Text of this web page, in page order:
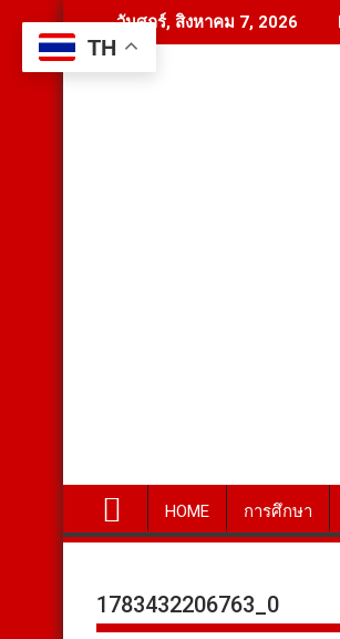
to
content
วันศุกร์, สิงหาคม 7, 2026
HOME การศึกษา
1783432206763_0
TH